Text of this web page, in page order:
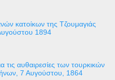
κατοίκων της Τζουμαγιάς
1894
αυθαιρεσίες των τουρκικών
7 Αυγούστου, 1864